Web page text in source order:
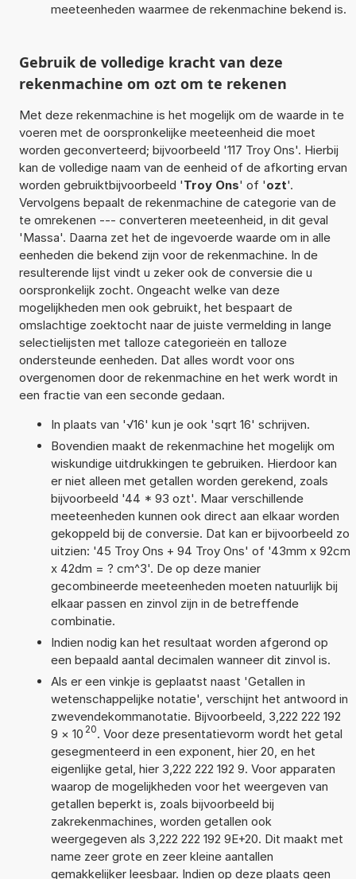
meeteenheden waarmee de rekenmachine bekend is.
Gebruik de volledige kracht van deze
rekenmachine om ozt om te rekenen
Met deze rekenmachine is het mogelijk om de waarde in te
voeren met de oorspronkelijke meeteenheid die moet
worden geconverteerd; bijvoorbeeld '117 Troy Ons'. Hierbij
kan de volledige naam van de eenheid of de afkorting ervan
worden gebruiktbijvoorbeeld 'Troy Ons' of 'ozt'.
Vervolgens bepaalt de rekenmachine de categorie van de
te omrekenen --- converteren meeteenheid, in dit geval
'Massa'. Daarna zet het de ingevoerde waarde om in alle
eenheden die bekend zijn voor de rekenmachine. In de
resulterende lijst vindt u zeker ook de conversie die u
oorspronkelijk zocht. Ongeacht welke van deze
mogelijkheden men ook gebruikt, het bespaart de
omslachtige zoektocht naar de juiste vermelding in lange
selectielijsten met talloze categorieën en talloze
ondersteunde eenheden. Dat alles wordt voor ons
overgenomen door de rekenmachine en het werk wordt in
een fractie van een seconde gedaan.
In plaats van '√16' kun je ook 'sqrt 16' schrijven.
Bovendien maakt de rekenmachine het mogelijk om
wiskundige uitdrukkingen te gebruiken. Hierdoor kan
er niet alleen met getallen worden gerekend, zoals
bijvoorbeeld '44 * 93 ozt'. Maar verschillende
meeteenheden kunnen ook direct aan elkaar worden
gekoppeld bij de conversie. Dat kan er bijvoorbeeld zo
uitzien: '45 Troy Ons + 94 Troy Ons' of '43mm x 92cm
x 42dm = ? cm^3'. De op deze manier
gecombineerde meeteenheden moeten natuurlijk bij
elkaar passen en zinvol zijn in de betreffende
combinatie.
Indien nodig kan het resultaat worden afgerond op
een bepaald aantal decimalen wanneer dit zinvol is.
Als er een vinkje is geplaatst naast 'Getallen in
wetenschappelijke notatie', verschijnt het antwoord in
zwevendekommanotatie. Bijvoorbeeld, 3,222 222 192
9 × 10 20. Voor deze presentatievorm wordt het getal
gesegmenteerd in een exponent, hier 20, en het
eigenlijke getal, hier 3,222 222 192 9. Voor apparaten
waarop de mogelijkheden voor het weergeven van
getallen beperkt is, zoals bijvoorbeeld bij
zakrekenmachines, worden getallen ook
weergegeven als 3,222 222 192 9E+20. Dit maakt met
name zeer grote en zeer kleine aantallen
gemakkelijker leesbaar. Indien op deze plaats geen